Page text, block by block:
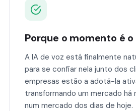
Porque o momento é
A IA de voz está finalmente
para se confiar nela junto dos
empresas estão a adotá-la
transformando um mercado
num mercado dos dias de hoje.